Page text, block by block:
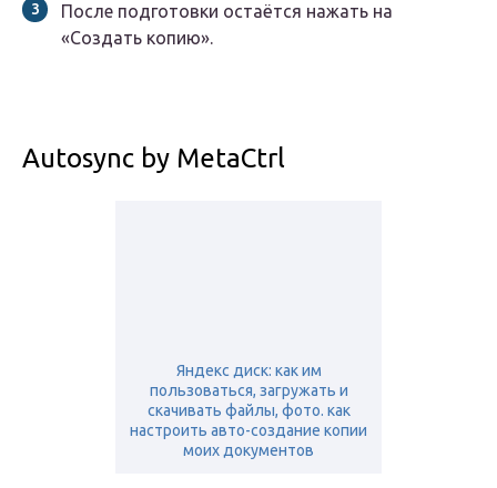
После подготовки остаётся нажать на
«Создать копию».
Autosync by MetaCtrl
Яндекс диск: как им
пользоваться, загружать и
скачивать файлы, фото. как
настроить авто-создание копии
моих документов